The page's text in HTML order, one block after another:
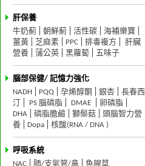
肝保養
牛奶薊
朝鮮薊 活性碳
海補樂寶
薑黃
芝麻素 PPC 排毒複方
肝臟
營養
蒲公英 黑蘿蔔 五味子
腦部保健/ 記憶力強化
NADH
PQQ 孕烯醇酮 銀杏
長春西
汀
PS 腦磷脂 DMAE
卵磷脂
DHA
磷脂膽鹼 獅鬃菇
頭腦智力營
養
Dopa 核酸(RNA / DNA )
呼吸系統
NAC
肺/支氣管/鼻 魚腥草